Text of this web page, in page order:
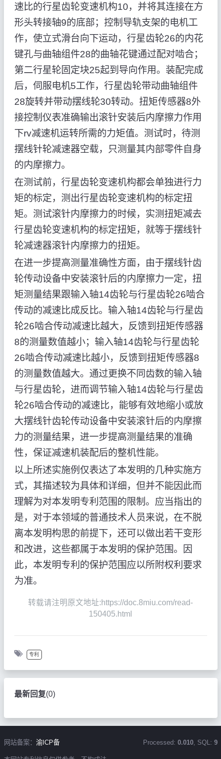
速比的行星齿轮变速机构10，并将其连接在方
形头转接轴9的底部；控制导轨支架的电机工
作，使立式滑台向下运动，行星齿轮26的内花
键孔与曲轴组件28的曲轴花键通过配对啮合；
第二行星轮固定块25起到导向作用。装配完成
后，伺服电机5工作，行星齿轮带动曲轴组件
28旋转并带动摆线轮30转动。扭矩传感器8外
接控制仪表准确输出滚针安装后内摩擦力作用
下rv减速机运转所需的力矩值。测试时，待测
摆线针轮减速器空载，只测量其内部零件自身
的内摩擦力。
在测试前，行星齿轮变速机构都会单独进行力
矩的标定，测出行星齿轮变速机构的标定扭
矩。测试滚针内摩擦力的时候，实测扭矩减去
行星齿轮变速机构的标定扭矩，就等于摆线针
轮减速器滚针内摩擦力的扭矩。
在进一步提高测量准确性方面，由于摆线针齿
轮传动设备中安装滚针后的内摩擦力一定，扭
矩测量结果跟输入轴14齿轮与行星齿轮26啮合
传动的减速比成反比。输入轴14齿轮与行星齿
轮26啮合传动减速比越大，反馈到扭矩传感器
8的测量数值越小；输入轴14齿轮与行星齿轮
26啮合传动减速比越小，反馈到扭矩传感器8
的测量数值越大。通过更换不同齿数的输入轴
与行星齿轮，进而调节输入轴14齿轮与行星齿
轮26啮合传动的减速比，能够有效地缩小或放
大摆线针齿轮传动设备中安装滚针后的内摩擦
力的测量结果，进一步提高测量结果的准确
性，保证减速机装配后的整机性能。
以上所述实施例仅表达了本发明的几种实施方
式，其描述较为具体和详细，但并不能因此而
理解为对本发明专利范围的限制。应当指出的
是，对于本领域的普通技术人员来说，在不脱
离本发明构思的前提下，还可以做出若干变形
和改进，这些都属于本发明的保护范围。因
此，本发明专利的保护范围应以所附权利要求
为准。
转载请注明原文地址:https://doc.8miu.com/read-
150405.html
专利
最新回复(0)
网站备案： 渝ICP备 Processed: 0.010, SQL: 9